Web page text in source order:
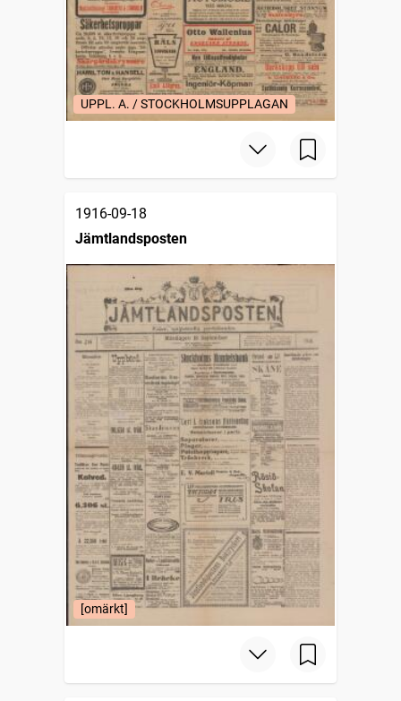
UPPL. A. / STOCKHOLMSUPPLAGAN
1916-09-18
Jämtlandsposten
[omärkt]